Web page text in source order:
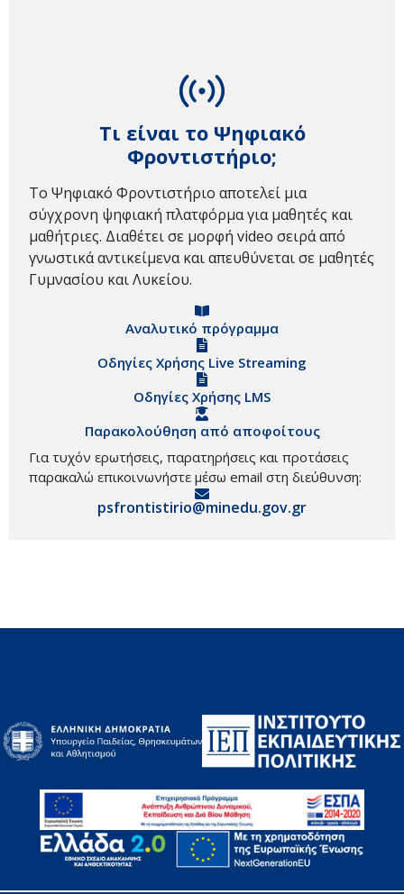
Τι είναι το Ψηφιακό
Φροντιστήριο;
Το Ψηφιακό Φροντιστήριο αποτελεί μια
σύγχρονη ψηφιακή πλατφόρμα για μαθητές και
μαθήτριες. Διαθέτει σε μορφή video σειρά από
γνωστικά αντικείμενα και απευθύνεται σε μαθητές
Γυμνασίου και Λυκείου.
Αναλυτικό πρόγραμμα
Οδηγίες Χρήσης Live Streaming
Οδηγίες Χρήσης LMS
Παρακολούθηση από αποφοίτους
Για τυχόν ερωτήσεις, παρατηρήσεις και προτάσεις
παρακαλώ επικοινωνήστε μέσω email στη διεύθυνση:
psfrontistirio@minedu.gov.gr